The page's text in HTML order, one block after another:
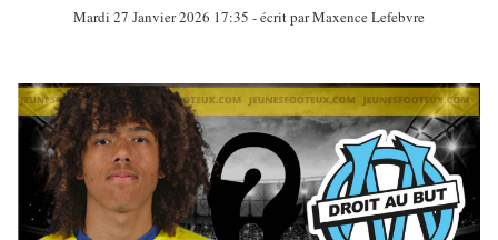
Mardi 27 Janvier 2026 17:35 - écrit par Maxence Lefebvre